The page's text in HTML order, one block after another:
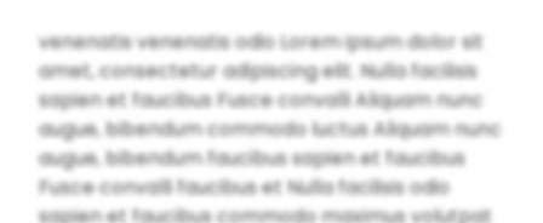
venenatis venenatis odio Lorem ipsum dolor sit
amet, consectetur adipiscing elit. Nulla facilisis
sapien et faucibus Fusce convalli Aliquam nunc
augue, bibendum commodo luctus Aliquam nunc
augue, bibendum faucibus sapien et faucibus
Fusce convalli faucibus et Nulla facilisis odio
sapien et faucibus commodo maximus volutpat